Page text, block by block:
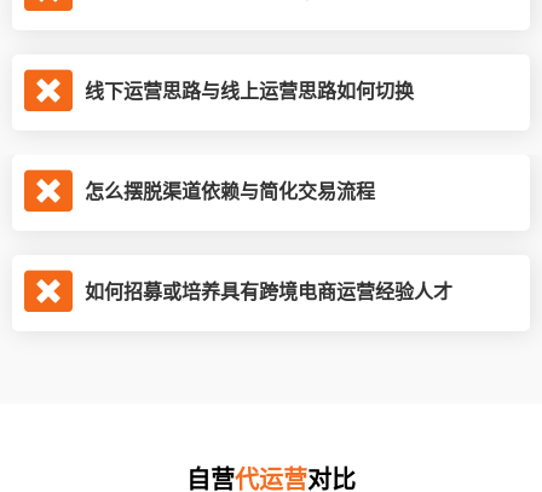
线下运营思路与线上运营思路如何切换
怎么摆脱渠道依赖与简化交易流程
如何招募或培养具有跨境电商运营经验人才
自营代运营对比